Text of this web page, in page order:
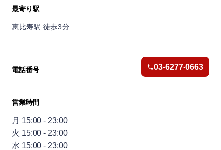
最寄り駅
恵比寿駅 徒歩3分
電話番号 03-6277-0663
営業時間
月 15:00 - 23:00
火 15:00 - 23:00
水 15:00 - 23:00